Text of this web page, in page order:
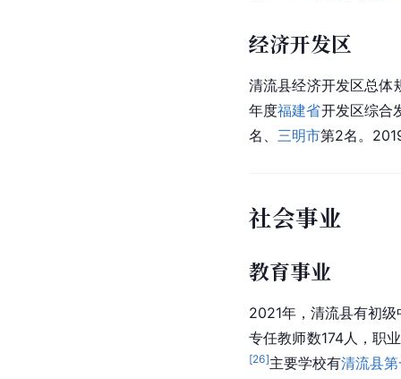
经济开发区
清流县经济开发区总体
年度福建省开发区综合
名、 三明市第2名。
社会事业
教育事业
2021年，清流县有初
专任教师数174人，职
[26]主要学校有清流县